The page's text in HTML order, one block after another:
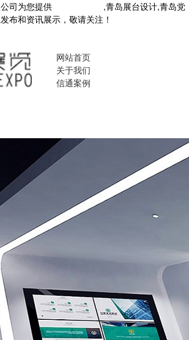
司为您提供
,青岛展台设计,青岛党
布和资讯展示，敬请关注！
网站首页
关于我们
信通案例